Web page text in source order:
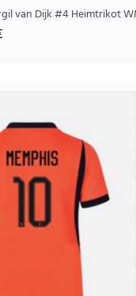
Auswärtstrikot
van Dijk #4 Heimtrikot